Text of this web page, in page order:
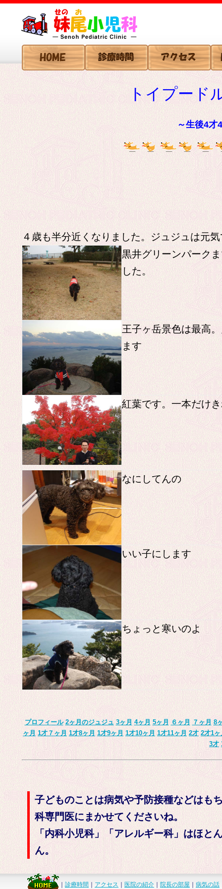
トイプード
～生後4才
４歳も半分近くなりました。ジュジュは元
黒井グリーンパーク
した。
王子ヶ岳景色は最高
ます
紅葉です。一本だけ
なにしてんの
いい子にします
ちょっと寒いのよ
プロフィール 2ヶ月のジュジュ 3ヶ月 4ヶ月 5ヶ月 ６ヶ月 ７ヶ月 8
ヶ月 1才７ヶ月 1才8ヶ月 1才9ヶ月 1才10ヶ月 1才11ヶ月 2才 2才1ヶ
3才
子どものことは病気や予防接種などはも
科専門医にまかせてくださいね。
「内科小児科」「アレルギー科」はほと
ん。
診療時間 アクセス 医院の紹介 院長の部屋 病気の話